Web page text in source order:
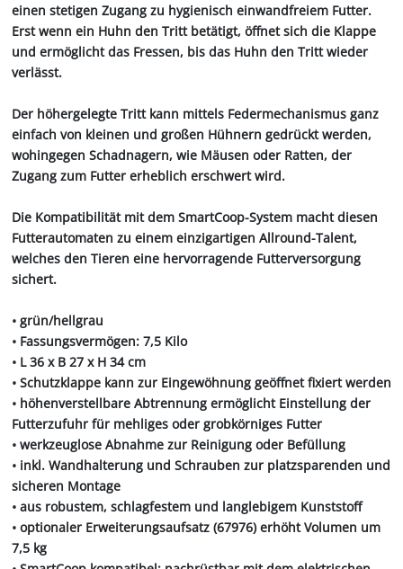
einen stetigen Zugang zu hygienisch einwandfreiem Futter.
Erst wenn ein Huhn den Tritt betätigt, öffnet sich die Klappe
und ermöglicht das Fressen, bis das Huhn den Tritt wieder
verlässt.
Der höhergelegte Tritt kann mittels Federmechanismus ganz
einfach von kleinen und großen Hühnern gedrückt werden,
wohingegen Schadnagern, wie Mäusen oder Ratten, der
Zugang zum Futter erheblich erschwert wird.
Die Kompatibilität mit dem SmartCoop-System macht diesen
Futterautomaten zu einem einzigartigen Allround-Talent,
welches den Tieren eine hervorragende Futterversorgung
sichert.
• grün/hellgrau
• Fassungsvermögen: 7,5 Kilo
• L 36 x B 27 x H 34 cm
• Schutzklappe kann zur Eingewöhnung geöffnet fixiert werden
• höhenverstellbare Abtrennung ermöglicht Einstellung der
Futterzufuhr für mehliges oder grobkörniges Futter
• werkzeuglose Abnahme zur Reinigung oder Befüllung
• inkl. Wandhalterung und Schrauben zur platzsparenden und
sicheren Montage
• aus robustem, schlagfestem und langlebigem Kunststoff
• optionaler Erweiterungsaufsatz (67976) erhöht Volumen um
7,5 kg